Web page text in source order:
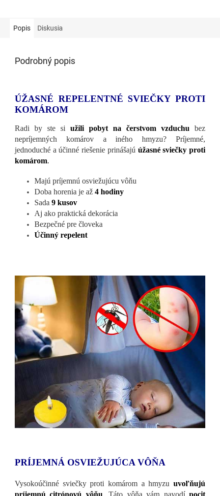
Popis Diskusia
Podrobný popis
ÚŽASNÉ REPELENTNÉ SVIEČKY PROTI
KOMÁROM
Radi by ste si užili pobyt na čerstvom vzduchu bez
nepríjemných komárov a iného hmyzu? Príjemné,
jednoduché a účinné riešenie prinášajú úžasné sviečky proti
komárom.
Majú príjemnú osviežujúcu vôňu
Doba horenia je až 4 hodiny
Sada 9 kusov
Aj ako praktická dekorácia
Bezpečné pre človeka
Účinný repelent
PRÍJEMNÁ OSVIEŽUJÚCA VÔŇA
Vysokoúčinné sviečky proti komárom a hmyzu uvoľňujú
príjemnú citrónovú vôňu . Táto vôňa vám navodípocit